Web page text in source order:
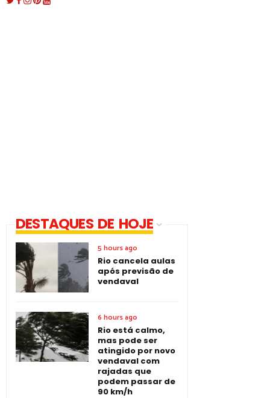
DESTAQUES DE HOJE
5 hours ago
Rio cancela aulas
após previsão de
vendaval
6 hours ago
Rio está calmo,
mas pode ser
atingido por novo
vendaval com
rajadas que
podem passar de
90 km/h